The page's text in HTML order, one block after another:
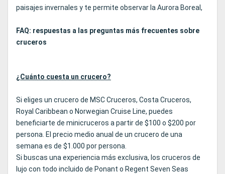
paisajes invernales y te permite observar la Aurora Boreal,
FAQ: respuestas a las preguntas más frecuentes sobre
cruceros
¿Cuánto cuesta un crucero?
Si eliges un crucero de MSC Cruceros, Costa Cruceros,
Royal Caribbean o Norwegian Cruise Line, puedes
beneficiarte de minicruceros a partir de $100 o $200 por
persona. El precio medio anual de un crucero de una
semana es de $1.000 por persona.
Si buscas una experiencia más exclusiva, los cruceros de
lujo con todo incluido de Ponant o Regent Seven Seas